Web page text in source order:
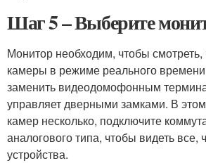
Шаг 5 – Выберите
Монитор необходим, чтобы смотреть,
камеры в режиме реального
заменить видеодомофонным
управляет дверными замками. В
камер несколько, подключите
аналогового типа, чтобы видеть все,
устройства.